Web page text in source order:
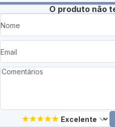
O produto não